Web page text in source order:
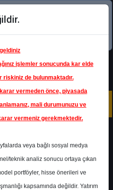
indirin!
İnfo Yatırım
işlemler sonucunda kar elde
riskiniz de bulunmaktadır.
vermeden önce, piyasada
mali durumunuzu ve
karar vermeniz gerekmektedir.
veya bağlı sosyal medya
teknik analiz sonucu ortaya çıkan
portföyler, hisse önerileri ve
kapsamında değildir. Yatırım